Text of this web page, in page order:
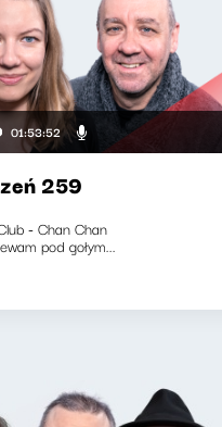
01:53:52
259
- Chan Chan
pod gołym...